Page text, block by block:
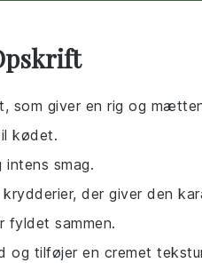
som giver en rig og
kødet.
intens smag.
der giver den
fyldet sammen.
og tilføjer en cremet